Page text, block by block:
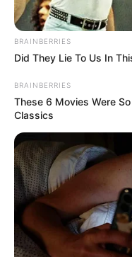
Tarantino’s Latest
To Date
BRAINBERRIES
Scientists
Discovery
BRAINBERRIES
Did They Lie To Us In
BRAINBERRIES
These 6 Movies Were
Classics